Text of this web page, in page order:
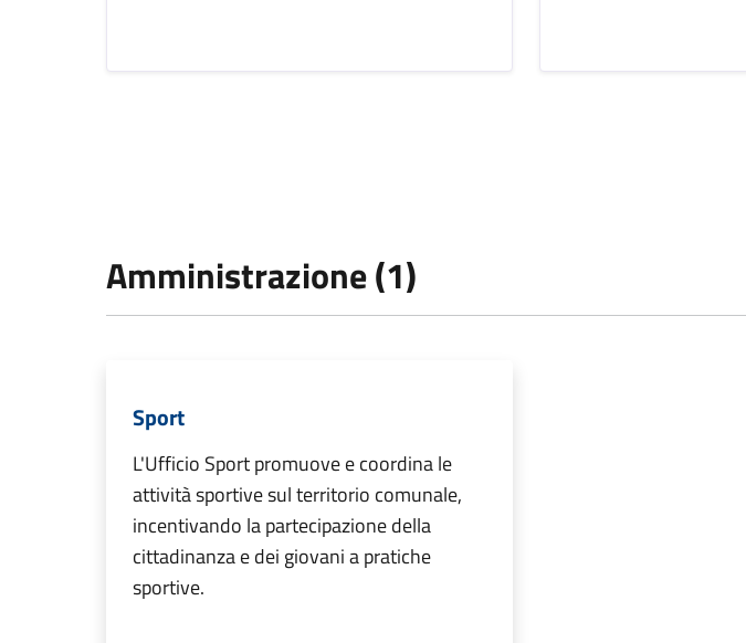
Amministrazione (1)
Sport
L'Ufficio Sport promuove e coordina le
attività sportive sul territorio comunale,
incentivando la partecipazione della
cittadinanza e dei giovani a pratiche
sportive.